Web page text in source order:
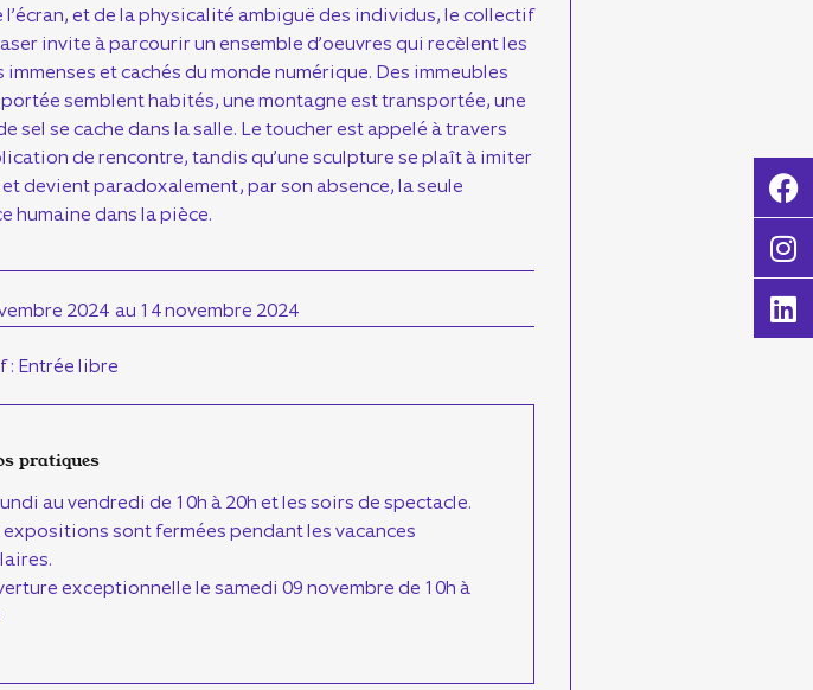
et de la physicalité ambiguë des individus, le collectif
invite à parcourir un ensemble d’oeuvres qui recèlent les
immenses et cachés du monde numérique. Des immeubles
semblent habités, une montagne est transportée, une
sel se cache dans la salle. Le toucher est appelé à travers
de rencontre, tandis qu’une sculpture se plaît à imiter
devient paradoxalement, par son absence, la seule
humaine dans la pièce.
2024 au 14 novembre 2024
: Entrée libre
pratiques
au vendredi de 10h à 20h et les soirs de spectacle.
expositions sont fermées pendant les vacances
exceptionnelle le samedi 09 novembre de 10h à